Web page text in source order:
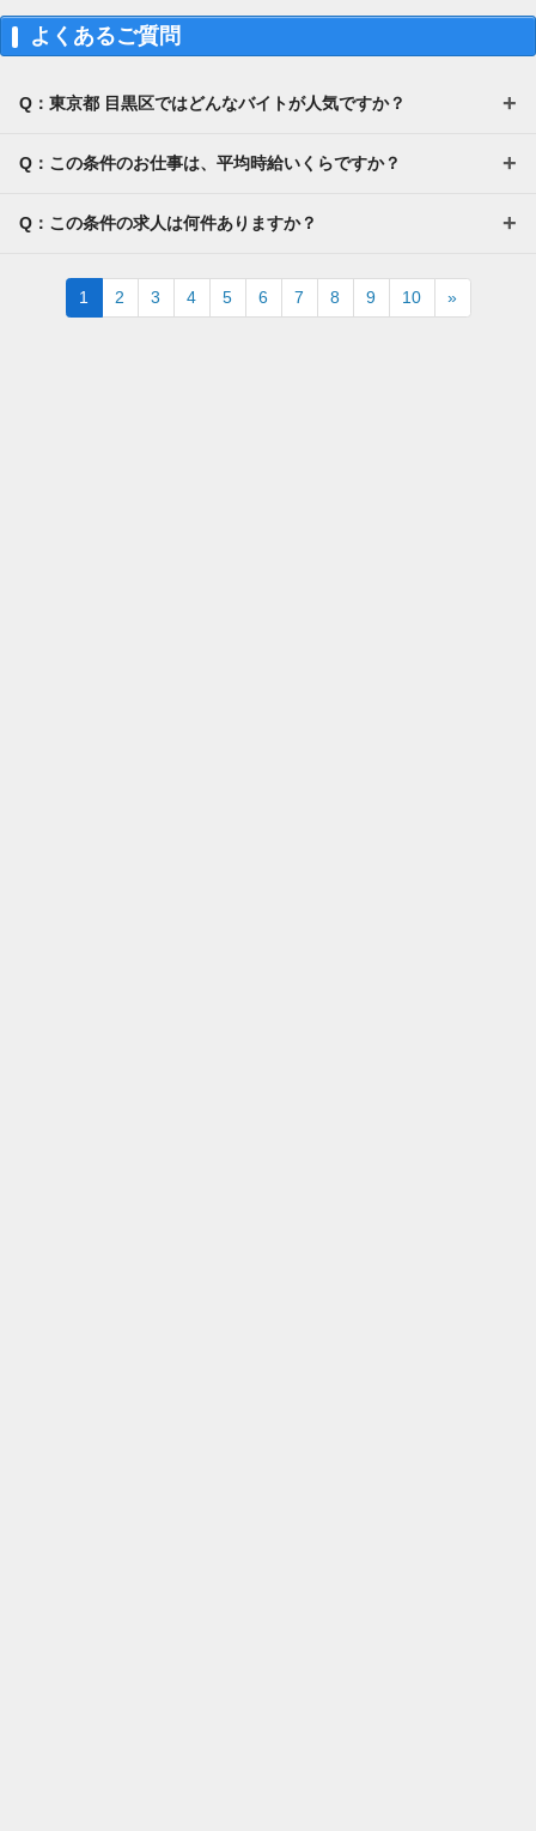
よくあるご質問
Q：東京都 目黒区ではどんなバイトが人気ですか？
Q：この条件のお仕事は、平均時給いくらですか？
Q：この条件の求人は何件ありますか？
1 2 3 4 5 6 7 8 9 10 »Next